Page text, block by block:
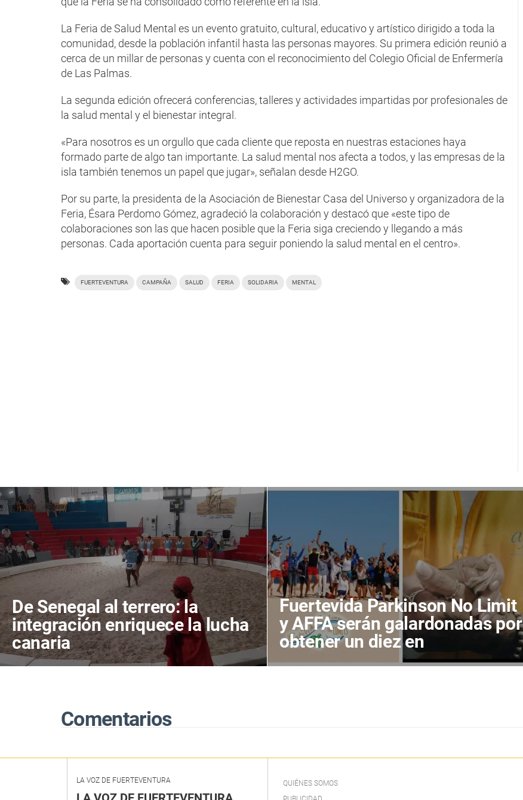
La Feria de Salud Mental es un evento gratuito, cultural, educativo y artístico dirigido a toda la
comunidad, desde la población infantil hasta las personas mayores. Su primera edición reunió a
cerca de un millar de personas y cuenta con el reconocimiento del Colegio Oficial de Enfermería
de Las Palmas.
La segunda edición ofrecerá conferencias, talleres y actividades impartidas por profesionales de
la salud mental y el bienestar integral.
«Para nosotros es un orgullo que cada cliente que reposta en nuestras estaciones haya
formado parte de algo tan importante. La salud mental nos afecta a todos, y las empresas de la
isla también tenemos un papel que jugar», señalan desde H2GO.
Por su parte, la presidenta de la Asociación de Bienestar Casa del Universo y organizadora de la
Feria, Ésara Perdomo Gómez, agradeció la colaboración y destacó que «este tipo de
colaboraciones son las que hacen posible que la Feria siga creciendo y llegando a más
personas. Cada aportación cuenta para seguir poniendo la salud mental en el centro».
FUERTEVENTURA CAMPAÑA SALUD FERIA SOLIDARIA MENTAL
De Senegal al terrero: la
integración enriquece la lucha
canaria
Fuertevida Parkinson No Limit
y AFFA serán galardonadas por
obtener un diez en
Transparencia en Canarias
Comentarios
LA VOZ DE FUERTEVENTURA
QUIÉNES SOMOS